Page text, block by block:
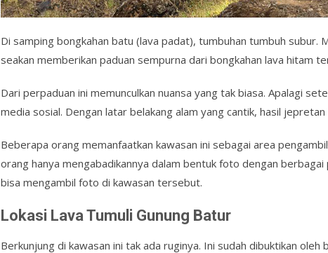
Di samping bongkahan batu (lava padat), tumbuhan tumbuh subur.
seakan memberikan paduan sempurna dari bongkahan lava hitam
Dari perpaduan ini memunculkan nuansa yang tak biasa. Apalagi
media sosial. Dengan latar belakang alam yang cantik, hasil
Beberapa orang memanfaatkan kawasan ini sebagai area
orang hanya mengabadikannya dalam bentuk foto dengan
bisa mengambil foto di kawasan tersebut.
Lokasi Lava Tumuli Gunung Batur
Berkunjung di kawasan ini tak ada ruginya. Ini sudah dibuktikan oleh